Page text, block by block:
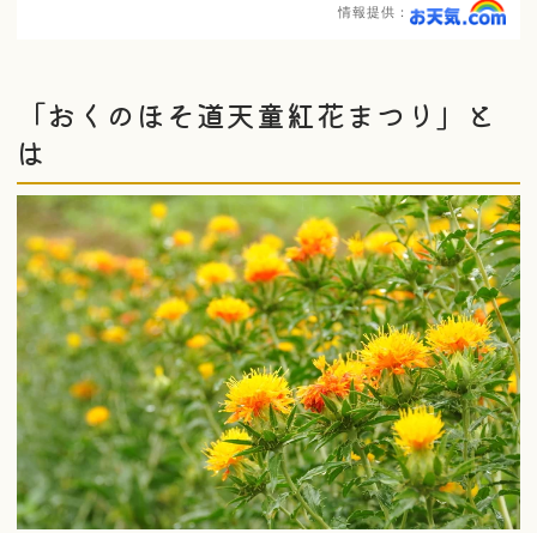
情報提供：
「おくのほそ道天童紅花まつり」と
は